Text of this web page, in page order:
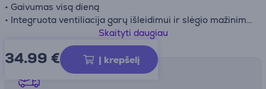
• Gaivumas visą dieną
• Integruota ventiliacija garų išleidimui ir slėgio mažinimui
• Aukštis be dangtelio: 12 cm
• Skersmuo plačiausiame taške: 10 cm
Skaityti daugiau
34.99 € Į krepšelį
Pristatymo būdai